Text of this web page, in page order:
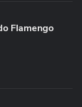
Flamengo